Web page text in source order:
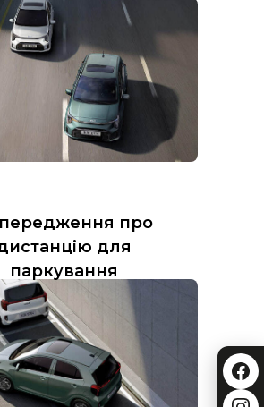
про
для
паркування